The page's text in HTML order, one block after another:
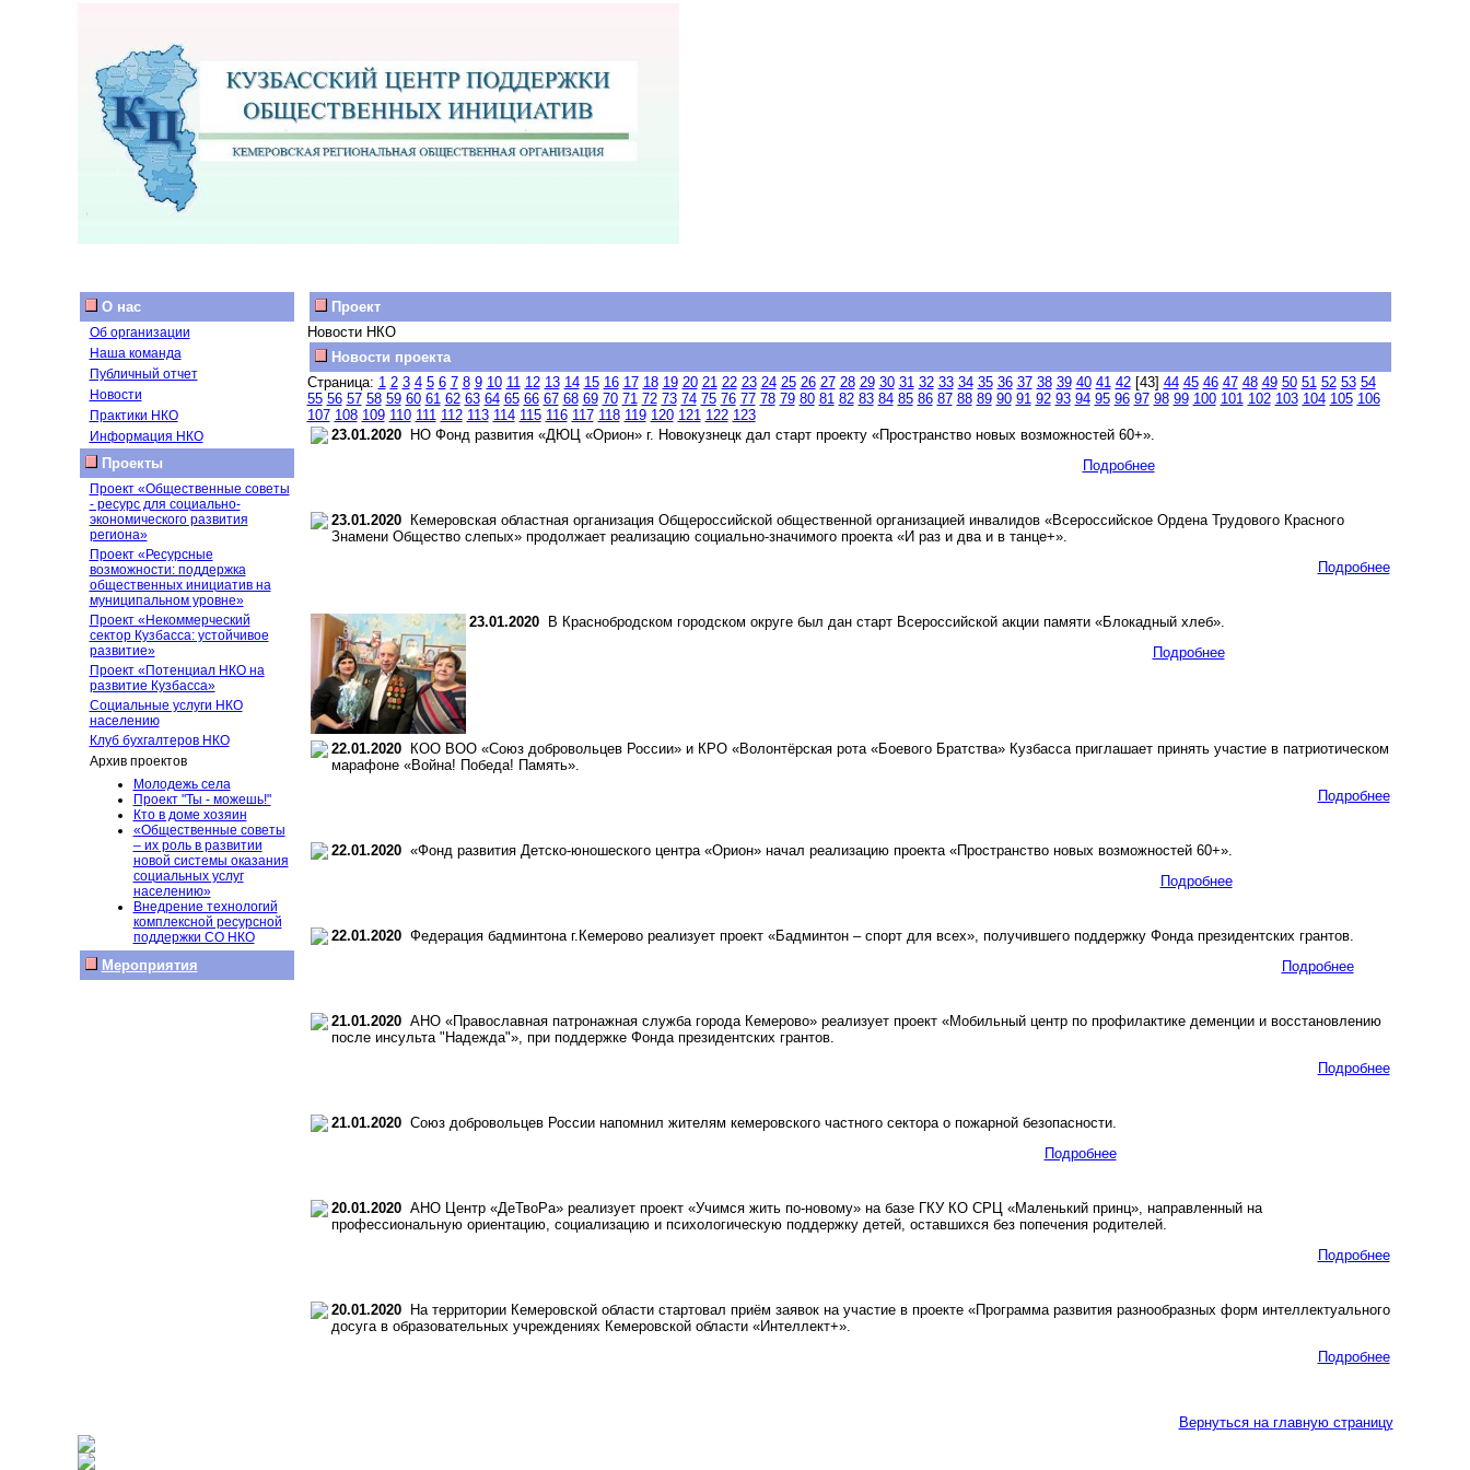
О нас
Об организации
Наша команда
Публичный отчет
Новости
Практики НКО
Информация НКО
Проекты
Проект «Общественные советы
- ресурс для социально-
экономического развития
региона»
Проект «Ресурсные
возможности: поддержка
общественных инициатив на
муниципальном уровне»
Проект «Некоммерческий
сектор Кузбасса: устойчивое
развитие»
Проект «Потенциал НКО на
развитие Кузбасса»
Социальные услуги НКО
населению
Клуб бухгалтеров НКО
Архив проектов
Молодежь села
Проект "Ты - можешь!"
Кто в доме хозяин
«Общественные советы
– их роль в развитии
новой системы оказания
социальных услуг
населению»
Внедрение технологий
комплексной ресурсной
поддержки СО НКО
Мероприятия
Проект
Новости НКО
Новости проекта
Страница: 1 2 3 4 5 6 7 8 9 10 11 12 13 14 15 16 17 18 19 20 21 22 23 24 25 26 27 28 29 30 31 32 33 34 35 36 37 38 39 40 41 42[43] 44 45 46 47 48 49 50 51 52 53 54
55 56 57 58 59 60 61 62 63 64 65 66 67 68 69 70 71 72 73 74 75 76 77 78 79 80 81 82 83 84 85 86 87 88 89 90 91 92 93 94 95 96 97 98 99 100 101 102 103 104 105 106
107 108 109 110 111 112 113 114 115 116 117 118 119 120 121 122 123
23.01.2020НО Фонд развития «ДЮЦ «Орион» г. Новокузнецк дал старт проекту «Пространство новых возможностей 60+».
Подробнее
23.01.2020Кемеровская областная организация Общероссийской общественной организацией инвалидов «Всероссийское Ордена Трудового Красного
Знамени Общество слепых» продолжает реализацию социально-значимого проекта «И раз и два и в танце+».
Подробнее
23.01.2020В Краснобродском городском округе был дан старт Всероссийской акции памяти «Блокадный хлеб».
Подробнее
22.01.2020КОО ВОО «Союз добровольцев России» и КРО «Волонтёрская рота «Боевого Братства» Кузбасса приглашает принять участие в патриотическом
марафоне «Война! Победа! Память».
Подробнее
22.01.2020«Фонд развития Детско-юношеского центра «Орион» начал реализацию проекта «Пространство новых возможностей 60+».
Подробнее
22.01.2020Федерация бадминтона г.Кемерово реализует проект «Бадминтон – спорт для всех», получившего поддержку Фонда президентских грантов.
Подробнее
21.01.2020АНО «Православная патронажная служба города Кемерово» реализует проект «Мобильный центр по профилактике деменции и восстановлению
после инсульта "Надежда"», при поддержке Фонда президентских грантов.
Подробнее
21.01.2020Союз добровольцев России напомнил жителям кемеровского частного сектора о пожарной безопасности.
Подробнее
20.01.2020АНО Центр «ДеТвоРа» реализует проект «Учимся жить по-новому» на базе ГКУ КО СРЦ «Маленький принц», направленный на
профессиональную ориентацию, социализацию и психологическую поддержку детей, оставшихся без попечения родителей.
Подробнее
20.01.2020На территории Кемеровской области стартовал приём заявок на участие в проекте «Программа развития разнообразных форм интеллектуального
досуга в образовательных учреждениях Кемеровской области «Интеллект+».
Подробнее
Вернуться на главную страницу